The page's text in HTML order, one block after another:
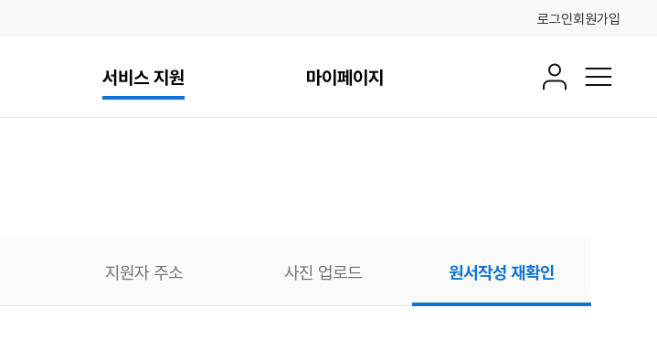
로그인회원가입
서비스 지원 마이페이지 회원정보전체메뉴
지원자 주소 사진 업로드 원서작성 재확인